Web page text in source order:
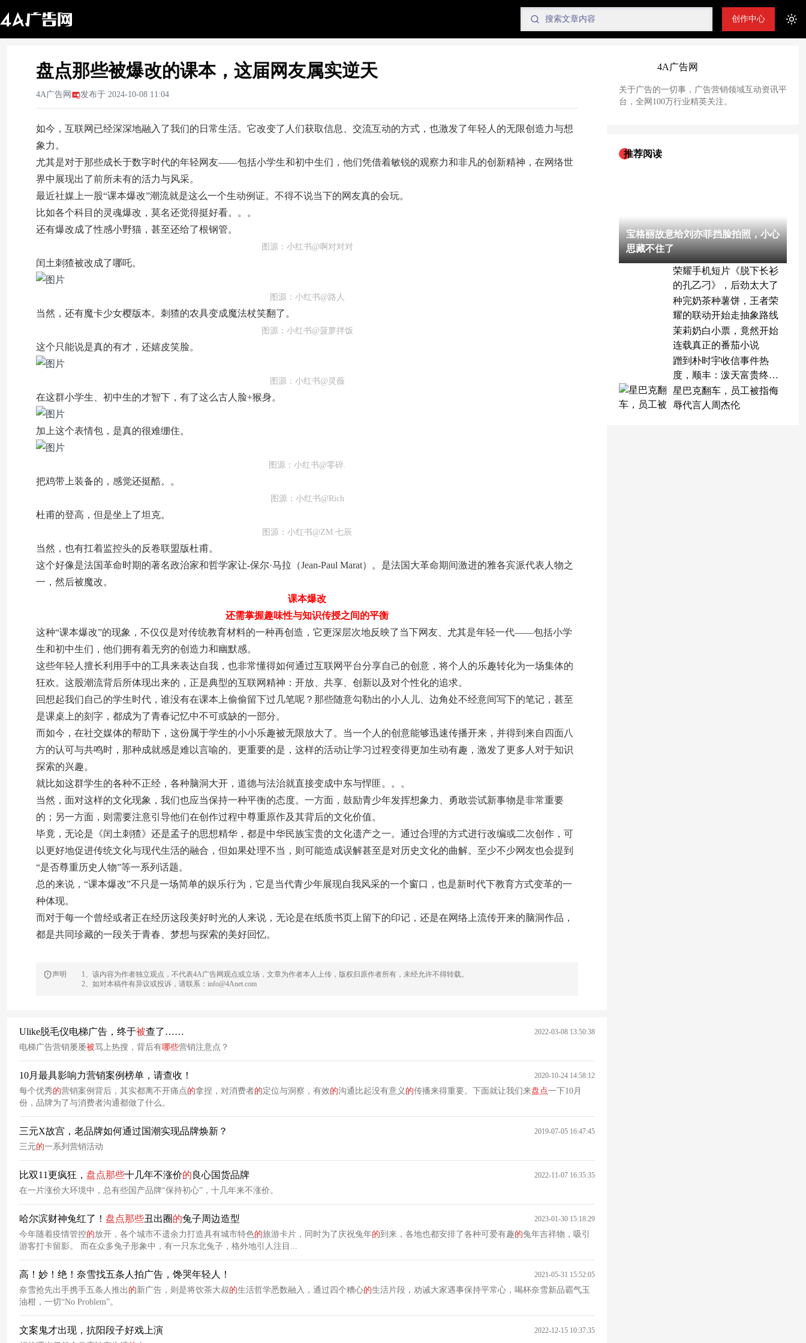
创作中心
盘点那些被爆改的课本，这届网友属实逆天
4A广告网 发布于 2024-10-08 11:04
如今，互联网已经深深地融入了我们的日常生活。它改变了人们获取信息、交流互动的方式，也激发了年轻人的无限创造力与想
象力。
尤其是对于那些成长于数字时代的年轻网友——包括小学生和初中生们，他们凭借着敏锐的观察力和非凡的创新精神，在网络世
界中展现出了前所未有的活力与风采。
最近社媒上一股“课本爆改”潮流就是这么一个生动例证。不得不说当下的网友真的会玩。
比如各个科目的灵魂爆改，莫名还觉得挺好看。。。
还有爆改成了性感小野猫，甚至还给了根钢管。
图源：小红书@啊对对对
闰土刺猹被改成了哪吒。
图源：小红书@路人
当然，还有魔卡少女樱版本。刺猹的农具变成魔法杖笑翻了。
图源：小红书@菠萝拌饭
这个只能说是真的有才，还嬉皮笑脸。
图源：小红书@灵薇
在这群小学生、初中生的才智下，有了这么古人脸+猴身。
加上这个表情包，是真的很难绷住。
图源：小红书@零碎.
把鸡带上装备的，感觉还挺酷。。
图源：小红书@Rich
杜甫的登高，但是坐上了坦克。
图源：小红书@ZM 七辰
当然，也有扛着监控头的反卷联盟版杜甫。
这个好像是法国革命时期的著名政治家和哲学家让-保尔·马拉（Jean-Paul Marat）。是法国大革命期间激进的雅各宾派代表人物之
一，然后被魔改。
课本爆改
还需掌握趣味性与知识传授之间的平衡
这种“课本爆改”的现象，不仅仅是对传统教育材料的一种再创造，它更深层次地反映了当下网友、尤其是年轻一代——包括小学
生和初中生们，他们拥有着无穷的创造力和幽默感。
这些年轻人擅长利用手中的工具来表达自我，也非常懂得如何通过互联网平台分享自己的创意，将个人的乐趣转化为一场集体的
狂欢。这股潮流背后所体现出来的，正是典型的互联网精神：开放、共享、创新以及对个性化的追求。
回想起我们自己的学生时代，谁没有在课本上偷偷留下过几笔呢？那些随意勾勒出的小人儿、边角处不经意间写下的笔记，甚至
是课桌上的刻字，都成为了青春记忆中不可或缺的一部分。
而如今，在社交媒体的帮助下，这份属于学生的小小乐趣被无限放大了。当一个人的创意能够迅速传播开来，并得到来自四面八
方的认可与共鸣时，那种成就感是难以言喻的。更重要的是，这样的活动让学习过程变得更加生动有趣，激发了更多人对于知识
探索的兴趣。
就比如这群学生的各种不正经，各种脑洞大开，道德与法治就直接变成中东与悍匪。。。
当然，面对这样的文化现象，我们也应当保持一种平衡的态度。一方面，鼓励青少年发挥想象力、勇敢尝试新事物是非常重要
的；另一方面，则需要注意引导他们在创作过程中尊重原作及其背后的文化价值。
毕竟，无论是《闰土刺猹》还是孟子的思想精华，都是中华民族宝贵的文化遗产之一。通过合理的方式进行改编或二次创作，可
以更好地促进传统文化与现代生活的融合，但如果处理不当，则可能造成误解甚至是对历史文化的曲解。至少不少网友也会提到
“是否尊重历史人物”等一系列话题。
总的来说，“课本爆改”不只是一场简单的娱乐行为，它是当代青少年展现自我风采的一个窗口，也是新时代下教育方式变革的一
种体现。
而对于每一个曾经或者正在经历这段美好时光的人来说，无论是在纸质书页上留下的印记，还是在网络上流传开来的脑洞作品，
都是共同珍藏的一段关于青春、梦想与探索的美好回忆。
声明
1、该内容为作者独立观点，不代表4A广告网观点或立场，文章为作者本人上传，版权归原作者所有，未经允许不得转载。
2、如对本稿件有异议或投诉，请联系：info@4Anet.com
Ulike脱毛仪电梯广告，终于被查了…… 2022-03-08 13:50:38
电梯广告营销屡屡被骂上热搜，背后有哪些营销注意点？
10月最具影响力营销案例榜单，请查收！ 2020-10-24 14:58:12
每个优秀的营销案例背后，其实都离不开痛点的拿捏，对消费者的定位与洞察，有效的沟通比起没有意义 的传播来得重要。下面就让我们来盘点一下10月
份，品牌为了与消费者沟通都做了什么。
三元X故宫，老品牌如何通过国潮实现品牌焕新？ 2019-07-05 16:47:45
三元的一系列营销活动
比双11更疯狂， 盘点那些十几年不涨价的良心国货品牌 2022-11-07 16:35:35
在一片涨价大环境中，总有些国产品牌“保持初心”，十几年来不涨价。
哈尔滨财神兔红了！ 盘点那些丑出圈的兔子周边造型 2023-01-30 15:18:29
今年随着疫情管控的放开，各个城市不遗余力打造具有城市特色的旅游卡片，同时为了庆祝兔年的到来，各地也都安排了各种可爱有趣的兔年吉祥物，吸引
游客打卡留影。 而在众多兔子形象中，有一只东北兔子，格外地引人注目...
高！妙！绝！奈雪找五条人拍广告，馋哭年轻人！ 2021-05-31 15:52:05
奈雪抢先出手携手五条人推出 的新广告，则是将饮茶大叔的生活哲学悉数融入，通过四个糟心的生活片段，劝诫大家遇事保持平常心，喝杯奈雪新品霸气玉
油柑，一切“No Problem”。
文案鬼才出现，抗阳段子好戏上演 2022-12-15 10:37:35
4A广告网
关于广告的一切事，广告营销领域互动资讯平
台，全网100万行业精英关注。
推荐阅读
宝格丽故意给刘亦菲挡脸拍照，小心
思藏不住了
荣耀手机短片《脱下长衫
的孔乙刁》，后劲太大了
种完奶茶种薯饼，王者荣
耀的联动开始走抽象路线
茉莉奶白小票，竟然开始
连载真正的番茄小说
蹭到朴时宇收信事件热
度，顺丰：泼天富贵终于
轮到我了
星巴克翻车，员工被指侮
辱代言人周杰伦